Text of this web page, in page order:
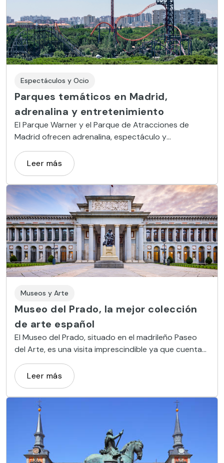
Espectáculos y Ocio
Parques temáticos en Madrid,
adrenalina y entretenimiento
El Parque Warner y el Parque de Atracciones de
Madrid ofrecen adrenalina, espectáculo y
entretenimiento para todo tipo de público.
Leer más
Museos y Arte
Museo del Prado, la mejor colección
de arte español
El Museo del Prado, situado en el madrileño Paseo
del Arte, es una visita imprescindible ya que cuenta
con la mayor colección de pintura española del
mundo.Leer más